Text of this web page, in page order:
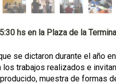
hs en la Plaza de la
se dictaron durante el año
trabajos realizados e
muestra de formas